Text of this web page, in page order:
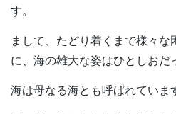
す。
まして、たどり着くまで様々
に、海の雄大な姿はひとしおだ
海は母なる海とも呼ばれていま